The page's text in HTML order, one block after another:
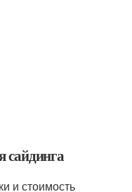
сайдинга
и стоимость